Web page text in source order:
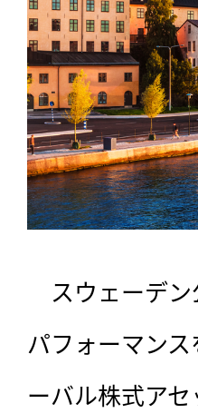
スウェーデン
パフォーマン
ーバル株式ア